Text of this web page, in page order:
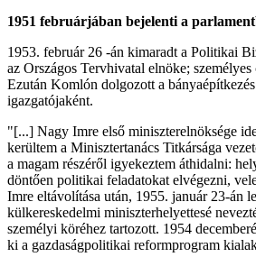
1951 februárjában bejelenti a
1953. február 26 -án kimaradt a Politikai
az Országos Tervhivatal elnöke;
Ezután Komlón dolgozott a bányaépítkezés
igazgatójaként.
"[...] Nagy Imre első miniszterelnöksége
kerültem a Minisztertanács Titkársága
a magam részéről igyekeztem áthidalni:
döntően politikai feladatokat elvégezni,
Imre eltávolítása után, 1955. január 23-án
külkereskedelmi miniszterhelyettesé
személyi köréhez tartozott. 1954
ki a gazdaságpolitikai reformprogram